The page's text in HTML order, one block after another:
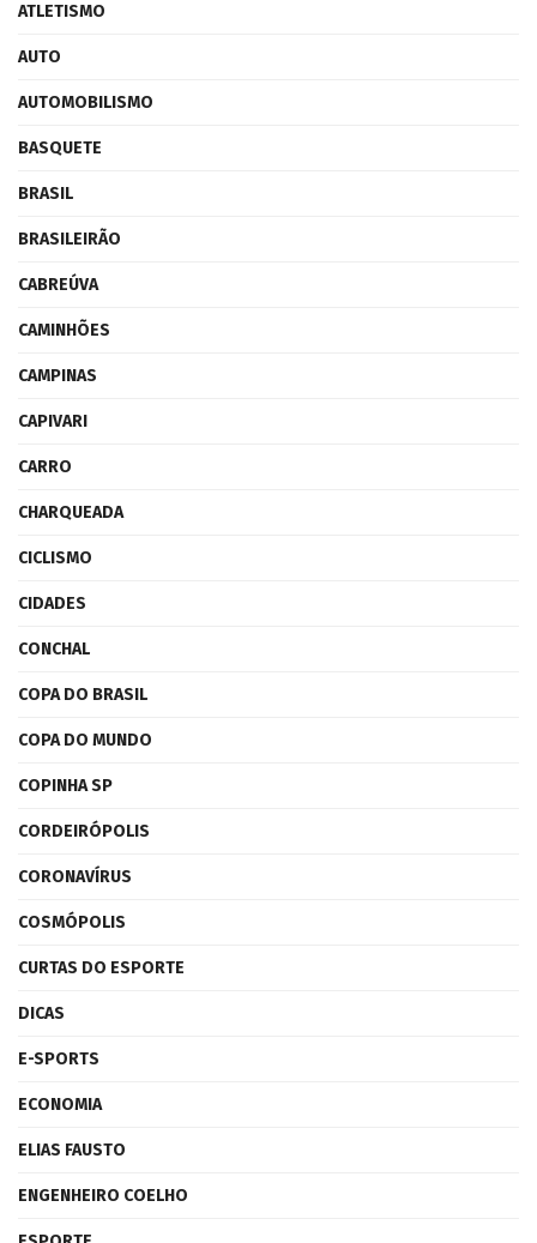
ATLETISMO
AUTO
AUTOMOBILISMO
BASQUETE
BRASIL
BRASILEIRÃO
CABREÚVA
CAMINHÕES
CAMPINAS
CAPIVARI
CARRO
CHARQUEADA
CICLISMO
CIDADES
CONCHAL
COPA DO BRASIL
COPA DO MUNDO
COPINHA SP
CORDEIRÓPOLIS
CORONAVÍRUS
COSMÓPOLIS
CURTAS DO ESPORTE
DICAS
E-SPORTS
ECONOMIA
ELIAS FAUSTO
ENGENHEIRO COELHO